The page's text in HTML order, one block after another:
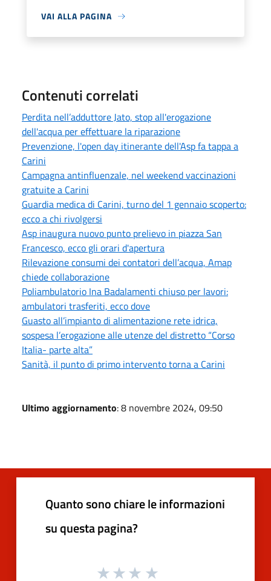
VAI ALLA PAGINA
Contenuti correlati
Perdita nell’adduttore Jato, stop all'erogazione
dell'acqua per effettuare la riparazione
Prevenzione, l'open day itinerante dell'Asp fa tappa a
Carini
Campagna antinfluenzale, nel weekend vaccinazioni
gratuite a Carini
Guardia medica di Carini, turno del 1 gennaio scoperto:
ecco a chi rivolgersi
Asp inaugura nuovo punto prelievo in piazza San
Francesco, ecco gli orari d'apertura
Rilevazione consumi dei contatori dell’acqua, Amap
chiede collaborazione
Poliambulatorio Ina Badalamenti chiuso per lavori:
ambulatori trasferiti, ecco dove
Guasto all’impianto di alimentazione rete idrica,
sospesa l’erogazione alle utenze del distretto “Corso
Italia- parte alta”
Sanità, il punto di primo intervento torna a Carini
Ultimo aggiornamento: 8 novembre 2024, 09:50
Quanto sono chiare le informazioni
su questa pagina?